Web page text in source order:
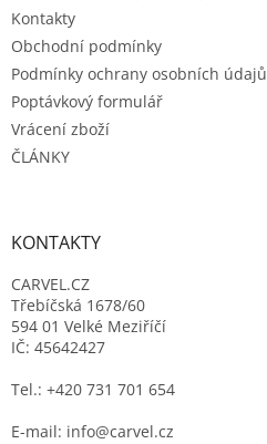
Kontakty
Obchodní podmínky
Podmínky ochrany osobních údajů
Poptávkový formulář
Vrácení zboží
ČLÁNKY
KONTAKTY
CARVEL.CZ
Třebíčská 1678/60
594 01 Velké Meziříčí
IČ: 45642427
Tel.: +420 731 701 654
E-mail: info@carvel.cz